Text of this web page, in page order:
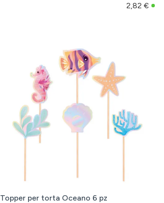
2,82 €
Topper per torta Oceano 6 pz